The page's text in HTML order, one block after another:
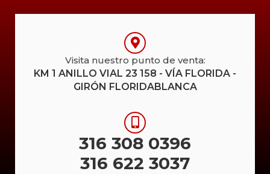
Visita nuestro punto de venta:
KM 1 ANILLO VIAL 23 158 - VÍA FLORIDA -
GIRÓN FLORIDABLANCA
316 308 0396
316 622 3037